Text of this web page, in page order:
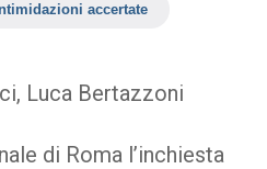
accertate
Luca Bertazzoni
di Roma l’inchiesta